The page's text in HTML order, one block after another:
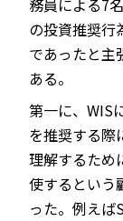
務員による7
の投資推奨行
であったと主
ある。
第一に、WIS
を推奨する際
理解するため
使するという
った。例えば